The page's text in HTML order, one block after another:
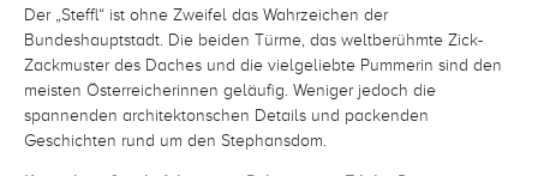
Der „Steffl“ ist ohne Zweifel das Wahrzeichen der
Bundeshauptstadt. Die beiden Türme, das weltberühmte Zick-
Zackmuster des Daches und die vielgeliebte Pummerin sind den
meisten Österreicherinnen geläufig. Weniger jedoch die
spannenden architektonschen Details und packenden
Geschichten rund um den Stephansdom.